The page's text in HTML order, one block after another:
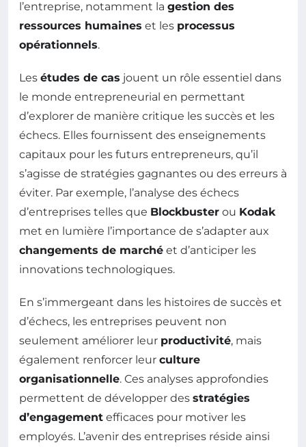
l’entreprise, notamment la gestion des
ressources humaines et les processus
opérationnels.
Les études de cas jouent un rôle essentiel dans
le monde entrepreneurial en permettant
d’explorer de manière critique les succès et les
échecs. Elles fournissent des enseignements
capitaux pour les futurs entrepreneurs, qu’il
s’agisse de stratégies gagnantes ou des erreurs à
éviter. Par exemple, l’analyse des échecs
d’entreprises telles que Blockbuster ou Kodak
met en lumière l’importance de s’adapter aux
changements de marché et d’anticiper les
innovations technologiques.
En s’immergeant dans les histoires de succès et
d’échecs, les entreprises peuvent non
seulement améliorer leur productivité, mais
également renforcer leur culture
organisationnelle. Ces analyses approfondies
permettent de développer des stratégies
d’engagement efficaces pour motiver les
employés. L’avenir des entreprises réside ainsi